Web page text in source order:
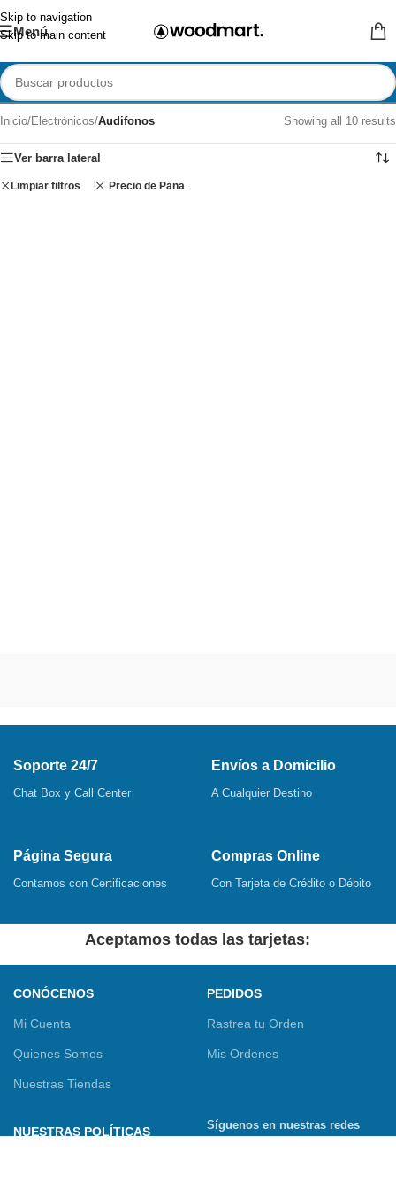
Skip to navigation
Skip to main content
Menú
Inicio/Electrónicos/Audifonos Showing all 10 results
Ver barra lateral
Limpiar filtros Precio de Pana
Soporte 24/7
Chat Box y Call Center
Envíos a Domicilio
A Cualquier Destino
Página Segura
Contamos con Certificaciones
Compras Online
Con Tarjeta de Crédito o Débito
Aceptamos todas las tarjetas:
CONÓCENOS
Mi Cuenta
Quienes Somos
Nuestras Tiendas
PEDIDOS
Rastrea tu Orden
Mis Ordenes
NUESTRAS POLÍTICAS
Síguenos en nuestras redes